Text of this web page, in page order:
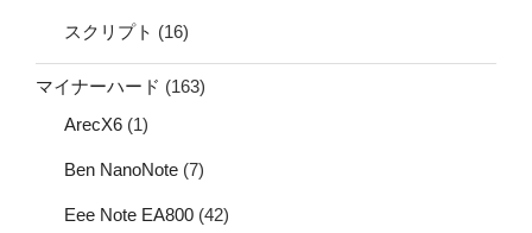
スクリプト (16)
マイナーハード (163)
ArecX6 (1)
Ben NanoNote (7)
Eee Note EA800 (42)